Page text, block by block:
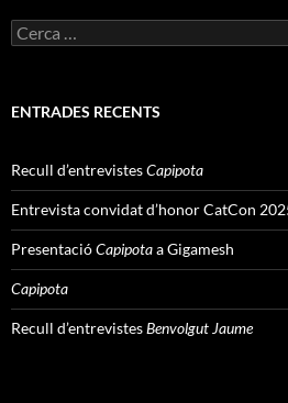
Cerca:
ENTRADES RECENTS
Recull d’entrevistesCapipota
Entrevista convidat d’honor CatCon
PresentacióCapipotaa Gigamesh
Capipota
Recull d’entrevistesBenvolgut Jaume